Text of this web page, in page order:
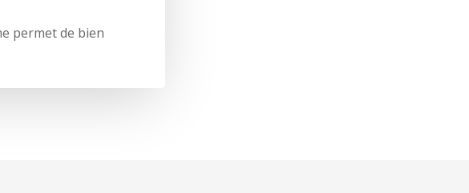
permet de bien